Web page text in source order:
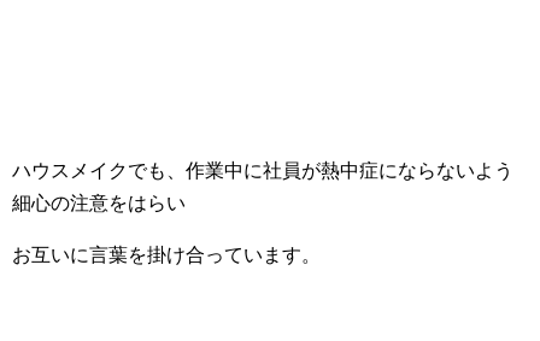
ハウスメイクでも、作業中に社員が熱中症にならないよう
細心の注意をはらい
お互いに言葉を掛け合っています。